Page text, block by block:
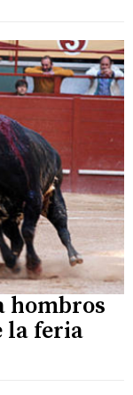
hombros
la feria